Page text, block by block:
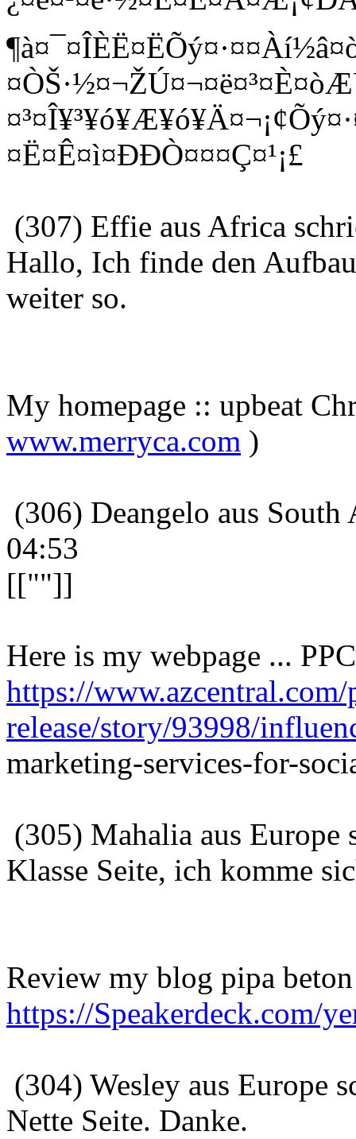
¤Ë¤Ê¤ì¤ÐÐÒ¤¤¤Ç¤¹¡£
(307) Effie aus Africa
Hallo, Ich finde den
weiter so.
My homepage :: upbeat
www.merryca.com )
(306) Deangelo aus
04:53
[[""]]
Here is my webpage ...
https://www.azcentral.com/
release/story/93998/
marketing-services-for-
(305) Mahalia aus
Klasse Seite, ich komme
Review my blog pipa
https://Speakerdeck.com/
(304) Wesley aus Europe
Nette Seite. Danke.